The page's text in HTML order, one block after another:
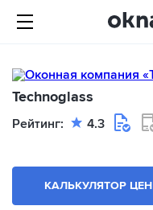
Technoglass
Рейтинг: 4.3
КАЛЬКУЛЯТОР ЦЕН